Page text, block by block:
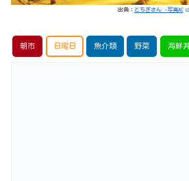
出典： とちぎさん -写真AC
朝市 日曜日 魚介類 野菜 海鮮